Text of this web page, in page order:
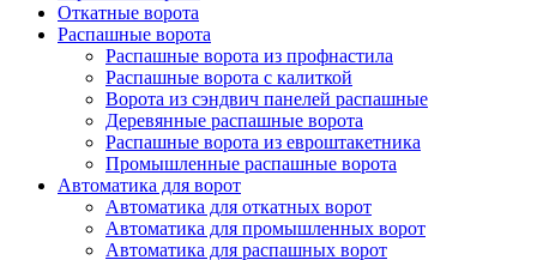
Откатные ворота
Распашные ворота
Распашные ворота из профнастила
Распашные ворота с калиткой
Ворота из сэндвич панелей распашные
Деревянные распашные ворота
Распашные ворота из евроштакетника
Промышленные распашные ворота
Автоматика для ворот
Автоматика для откатных ворот
Автоматика для промышленных ворот
Автоматика для распашных ворот